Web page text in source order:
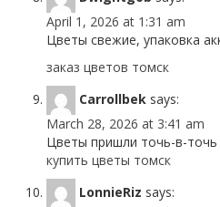
April 1, 2026 at 1:31 am
Цветы свежие, упаковка
заказ цветов томск
Carrollbek says:
March 28, 2026 at 3:41 am
Цветы пришли точь-в-точь
купить цветы томск
LonnieRiz says: